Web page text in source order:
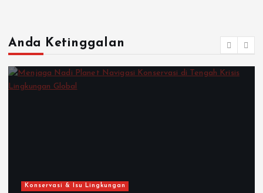
Anda Ketinggalan
Konservasi & Isu Lingkungan